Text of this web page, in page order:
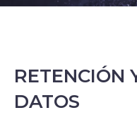
RETENCIÓN
DATOS